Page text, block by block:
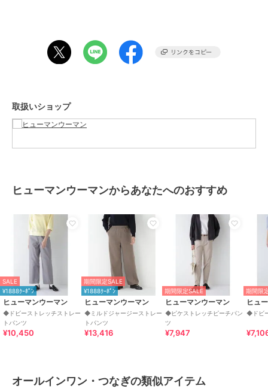
性別タイプ
レディース
オールインワン・サロペット ／
オールインワン・つなぎ
サイズ
素材
ブラウス:ポリエステル 61% レー
商品のお取り扱い方法
イ弱い タンブル乾燥× 吊り干し ウ
ェット非常に弱い
特徴
オールインワン・サロペット
ポリエステル素材
ルー
ズストレート/ ワイド・バギー/
ストレートパンツ
ミッドライズ
/ライフスタイル
オールインワン・つなぎ
ポリエステル素材
無地/ルー
原産国 ブラウス:中国製、パンツ:中国製
取扱いショップ
ヒューマンウーマンからあなたへのおすすめ
SALE
¥1888ｸｰﾎﾟﾝ
ヒューマンウーマン
◆ドビーストレッチストレー
トパンツ
¥10,450
期間限定SALE
¥1888ｸｰﾎﾟﾝ
ヒューマンウーマン
◆ミルドジャージーストレー
トパンツ
¥13,416
期間限定SALE
ヒューマンウーマン
◆ピケストレッチピーチパン
ツ
¥7,947
期間限
ヒュ
◆ドビ
オールインワン・つなぎの類似アイテム